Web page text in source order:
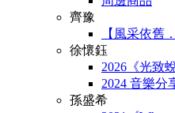
齊豫
【風采依舊
徐懷鈺
2026《光致
2024 音樂分
孫盛希